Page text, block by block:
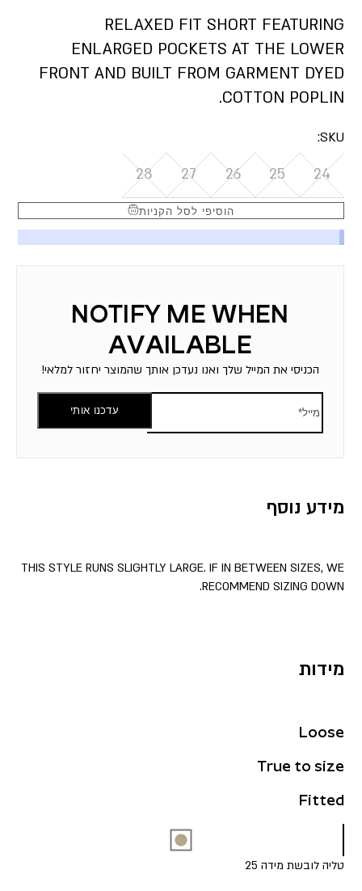
RELAXED FIT SHORT FEATURING
ENLARGED POCKETS AT THE LOWER
FRONT AND BUILT FROM GARMENT DYED
COTTON POPLIN.
SKU:
24
25
26
27
28
הוסיפי לסל הקניות
הכניסי את המייל שלך ואנו נעדכן אותך שהמוצר יחזור למלאי!
עדכנו אותי
מידע נוסף
THIS STYLE RUNS SLIGHTLY LARGE. IF IN BETWEEN SIZES, WE
RECOMMEND SIZING DOWN.
מידות
Loose
True to size
Fitted
טליה לובשת מידה 25